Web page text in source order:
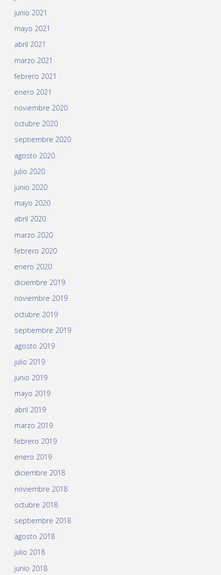
junio 2021
mayo 2021
abril 2021
marzo 2021
febrero 2021
enero 2021
noviembre 2020
octubre 2020
septiembre 2020
agosto 2020
julio 2020
junio 2020
mayo 2020
abril 2020
marzo 2020
febrero 2020
enero 2020
diciembre 2019
noviembre 2019
octubre 2019
septiembre 2019
agosto 2019
julio 2019
junio 2019
mayo 2019
abril 2019
marzo 2019
febrero 2019
enero 2019
diciembre 2018
noviembre 2018
octubre 2018
septiembre 2018
agosto 2018
julio 2018
junio 2018